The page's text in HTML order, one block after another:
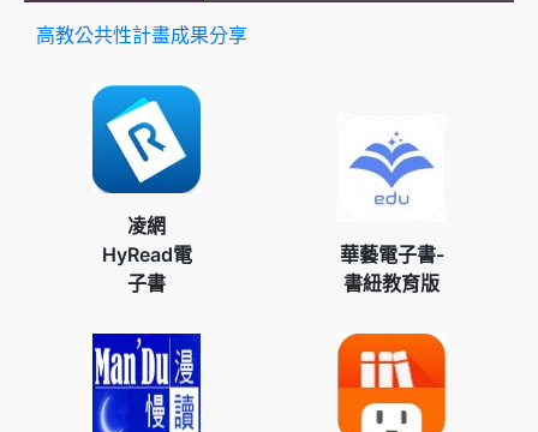
高教公共性計畫成果分享
凌網
HyRead電
子書
華藝電子書-
書紐教育版